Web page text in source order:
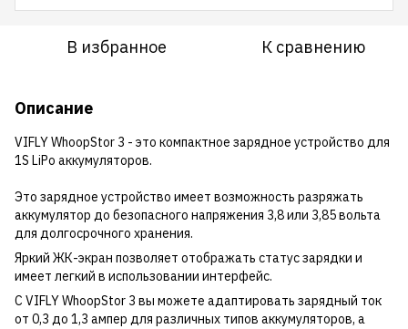
В избранное К сравнению
Описание
VIFLY WhoopStor 3 - это компактное зарядное устройство для
1S LiPo аккумуляторов.
Это зарядное устройство имеет возможность разряжать
аккумулятор до безопасного напряжения 3,8 или 3,85 вольта
для долгосрочного хранения.
Яркий ЖК-экран позволяет отображать статус зарядки и
имеет легкий в использовании интерфейс.
С VIFLY WhoopStor 3 вы можете адаптировать зарядный ток
от 0,3 до 1,3 ампер для различных типов аккумуляторов, а